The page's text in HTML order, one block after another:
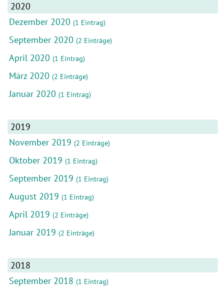
2020
Dezember 2020 (1 Eintrag)
September 2020 (2 Einträge)
April 2020 (1 Eintrag)
März 2020 (2 Einträge)
Januar 2020 (1 Eintrag)
2019
November 2019 (2 Einträge)
Oktober 2019 (1 Eintrag)
September 2019 (1 Eintrag)
August 2019 (1 Eintrag)
April 2019 (2 Einträge)
Januar 2019 (2 Einträge)
2018
September 2018 (1 Eintrag)